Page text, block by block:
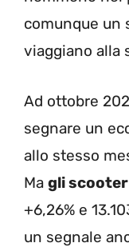
comunque un
viaggiano alla
Ad ottobre
segnare un
allo stesso
Ma gli
+6,26% e
un segnale